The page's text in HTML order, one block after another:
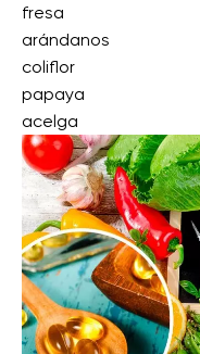
fresa
arándanos
coliflor
papaya
acelga